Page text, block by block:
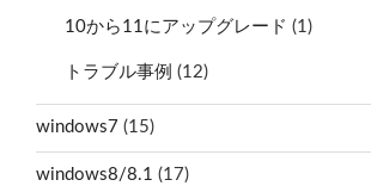
10から11にアップグレード (1)
トラブル事例 (12)
windows7 (15)
windows8/8.1 (17)